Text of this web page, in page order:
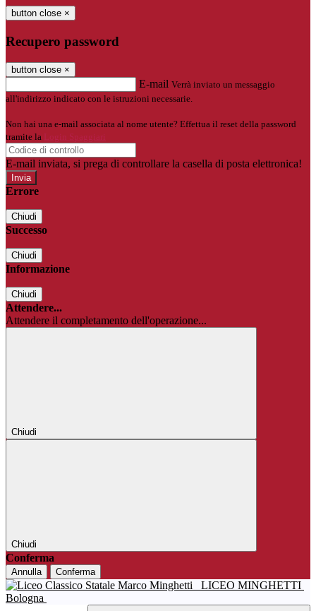
button close ×
Recupero password
button close ×
E-mail Verrà inviato un messaggio
all'indirizzo indicato con le istruzioni necessarie.
Non hai una e-mail associata al nome utente? Effettua il reset della password
tramite la
Login Spaggiari
E-mail inviata, si prega di controllare la casella di posta elettronica!
Errore
Chiudi
Successo
Chiudi
Informazione
Chiudi
Attendere...
Attendere il completamento dell'operazione...
Chiudi
Chiudi
Conferma
Annulla Conferma
LICEO MINGHETTI
Bologna